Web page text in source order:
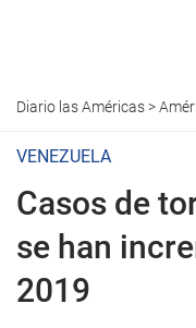
Diario las Américas>
VENEZUELA
Casos de
se han
2019